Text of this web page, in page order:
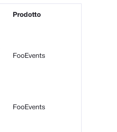
Prodotto
FooEvents
FooEvents